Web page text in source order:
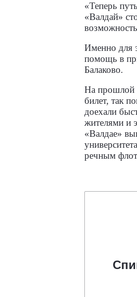
«Теперь
«Валдай»
Именно для
помощь в
Балаково.
На прошлой
билет, так
доехали
жителями и
«Валдае»
речным